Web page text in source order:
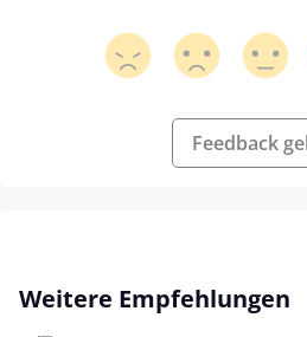
Feedback
Produktgalerie überspringen
Weitere Empfehlungen